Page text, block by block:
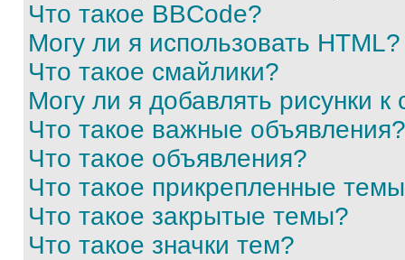
Что такое BBCode?
Могу ли я использовать HTML?
Что такое смайлики?
Могу ли я добавлять рисунки
Что такое важные объявления?
Что такое объявления?
Что такое прикрепленные
Что такое закрытые темы?
Что такое значки тем?